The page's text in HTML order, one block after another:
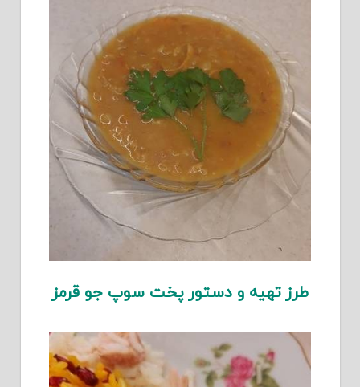
طرز تهیه و دستور پخت سوپ جو قرمز